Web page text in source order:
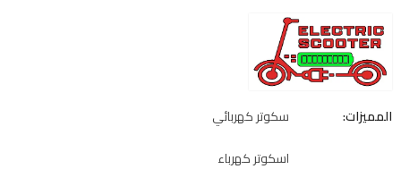
المميزات:
سكوتر كهربائي
اسكوتر كهرباء